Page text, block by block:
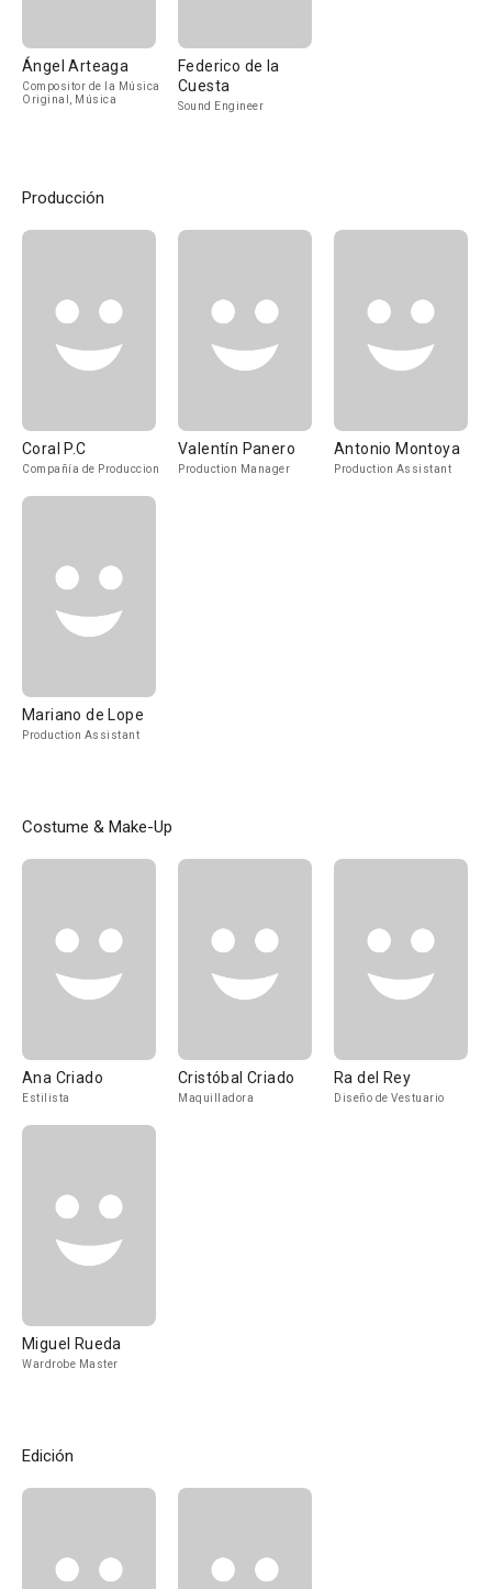
Ángel Arteaga
Compositor de la Música
Original, Música
Federico de la
Cuesta
Sound Engineer
Producción
Coral P.C
Compañía de Produccion
Valentín Panero
Production Manager
Antonio Montoya
Production Assistant
Mariano de Lope
Production Assistant
Costume & Make-Up
Ana Criado
Estilista
Cristóbal Criado
Maquilladora
Ra del Rey
Diseño de Vestuario
Miguel Rueda
Wardrobe Master
Edición